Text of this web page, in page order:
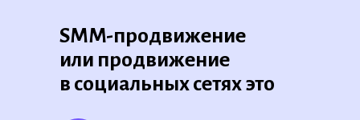
SMM-продвижение
или продвижение
в социальных сетях это